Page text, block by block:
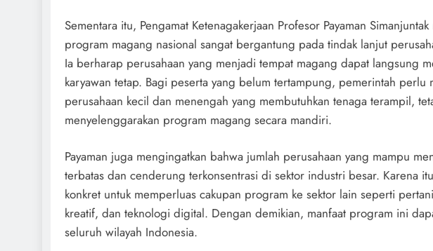
Sementara itu, Pengamat Ketenagakerjaan Profesor Payaman
program magang nasional sangat bergantung pada tindak lanjut
Ia berharap perusahaan yang menjadi tempat magang dapat langsung
karyawan tetap. Bagi peserta yang belum tertampung, pemerintah perlu
perusahaan kecil dan menengah yang membutuhkan tenaga terampil,
menyelenggarakan program magang secara mandiri.
Payaman juga mengingatkan bahwa jumlah perusahaan yang mampu
terbatas dan cenderung terkonsentrasi di sektor industri besar. Karena
konkret untuk memperluas cakupan program ke sektor lain seperti
kreatif, dan teknologi digital. Dengan demikian, manfaat program ini
seluruh wilayah Indonesia.